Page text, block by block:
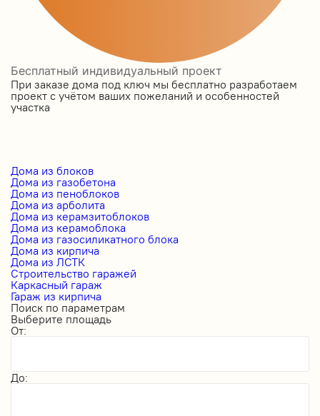
Бесплатный индивидуальный проект
При заказе дома под ключ мы бесплатно разработаем
проект с учётом ваших пожеланий и особенностей
участка
Дома из блоков
Дома из газобетона
Дома из пеноблоков
Дома из арболита
Дома из керамзитоблоков
Дома из керамоблока
Дома из газосиликатного блока
Дома из кирпича
Дома из ЛСТК
Строительство гаражей
Каркасный гараж
Гараж из кирпича
Поиск по параметрам
Выберите площадь
От:
До: